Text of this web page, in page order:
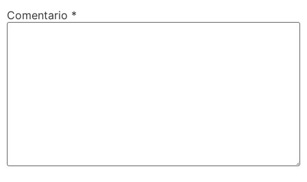
Comentario *